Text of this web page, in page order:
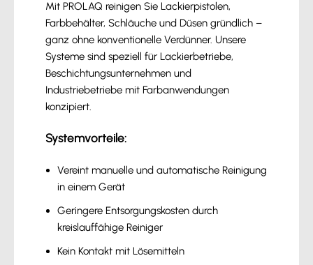
Mit PROLAQ reinigen Sie Lackierpistolen,
Farbbehälter, Schläuche und Düsen gründlich –
ganz ohne konventionelle Verdünner. Unsere
Systeme sind speziell für Lackierbetriebe,
Beschichtungsunternehmen und
Industriebetriebe mit Farbanwendungen
konzipiert.
Systemvorteile:
Vereint manuelle und automatische Reinigung
in einem Gerät
Geringere Entsorgungskosten durch
kreislauffähige Reiniger
Kein Kontakt mit Lösemitteln